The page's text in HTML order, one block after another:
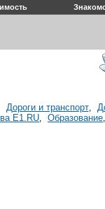
Дороги и транспорт,
E1.RU, Образование